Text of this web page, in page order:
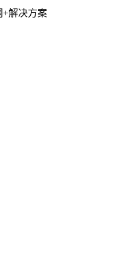
+解决方案